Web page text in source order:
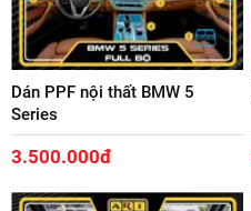
Dán PPF nội thất BMW 5
Series
3.500.000đ